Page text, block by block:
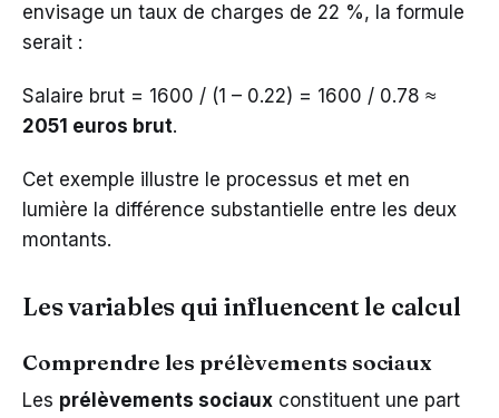
envisage un taux de charges de 22 %, la formule
serait :
Salaire brut = 1600 / (1 – 0.22) = 1600 / 0.78 ≈
2051 euros brut.
Cet exemple illustre le processus et met en
lumière la différence substantielle entre les deux
montants.
Les variables qui influencent le calcul
Comprendre les prélèvements sociaux
Les prélèvements sociaux constituent une part